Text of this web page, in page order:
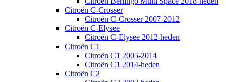
Citroën C-Crosser
Citroën C-Crosser 2007-2012
Citroën C-Elysee
Citroën C-Elysee 2012-heden
Citroën C1
Citroën C1 2005-2014
Citroën C1 2014-heden
Citroën C2